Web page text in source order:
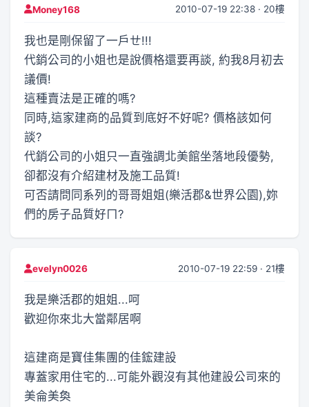
Money168 2010-07-19 22:38 · 20樓
我也是剛保留了一戶ㄝ!!!
代銷公司的小姐也是說價格還要再談, 約我8月初去
議價!
這種賣法是正確的嗎?
同時,這家建商的品質到底好不好呢? 價格該如何
談?
代銷公司的小姐只一直強調北美館坐落地段優勢,
卻都沒有介紹建材及施工品質!
可否請問同系列的哥哥姐姐(樂活郡&世界公園),妳
們的房子品質好ㄇ?
evelyn0026 2010-07-19 22:59 · 21樓
我是樂活郡的姐姐...呵
歡迎你來北大當鄰居啊
這建商是寶佳集團的佳鋐建設
專蓋家用住宅的...可能外觀沒有其他建設公司來的
美侖美奐